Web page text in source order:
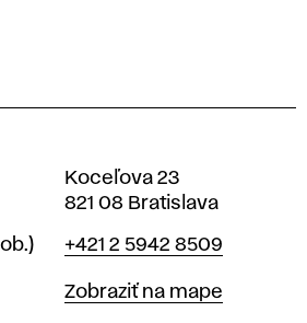
Koceľova 23
821 08 Bratislava
Telefón
+421 2 5942 8509
Mapa
Zobraziť na mape